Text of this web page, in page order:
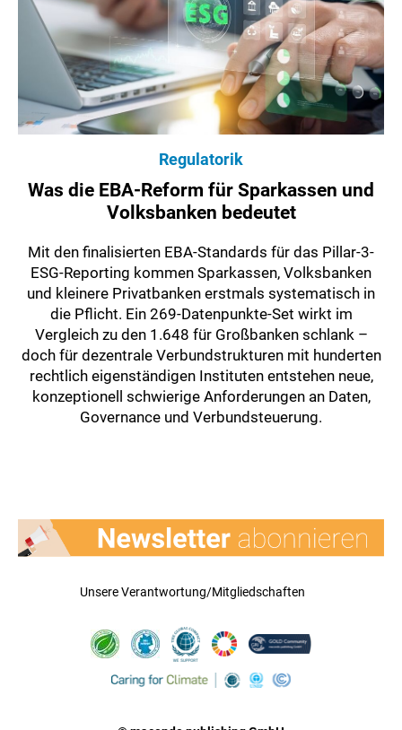
Regulatorik
Was die EBA-Reform für Sparkassen und
Volksbanken bedeutet
Mit den finalisierten EBA-Standards für das Pillar-3-
ESG-Reporting kommen Sparkassen, Volksbanken
und kleinere Privatbanken erstmals systematisch in
die Pflicht. Ein 269-Datenpunkte-Set wirkt im
Vergleich zu den 1.648 für Großbanken schlank –
doch für dezentrale Verbundstrukturen mit hunderten
rechtlich eigenständigen Instituten entstehen neue,
konzeptionell schwierige Anforderungen an Daten,
Governance und Verbundsteuerung.
Unsere Verantwortung/Mitgliedschaften